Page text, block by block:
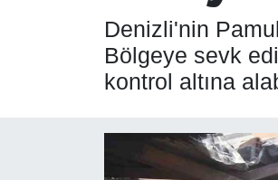
Denizli'nin
Bölgeye sevk
kontrol altına
BİLİM - TEKNOLOJİ